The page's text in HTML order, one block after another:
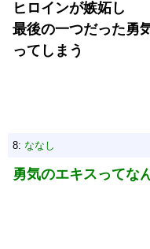
ヒロインが嫉妬し
最後の一つだった勇
ってしまう
8: ななし
勇気のエキスってな